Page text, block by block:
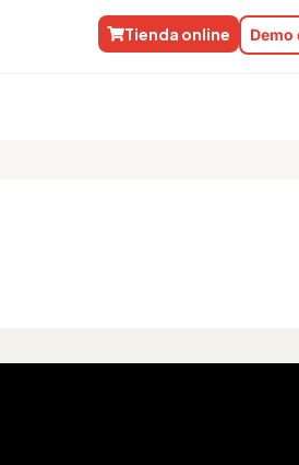
Demo
Tienda online